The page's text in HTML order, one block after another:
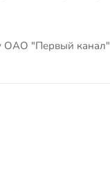
ОАО "Первый канал"